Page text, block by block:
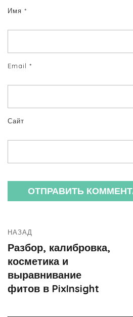
Имя *
Email *
Сайт
НАЗАД
Разбор, калибровка,
косметика и
выравнивание
фитов в PixInsight